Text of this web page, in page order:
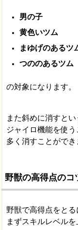
男の子
黄色いツム
まゆげのあるツ
つののあるツム
の対象になります。
また斜めに消すと
ジャイロ機能を使
多く消すことができ
野獣の高得点のコ
野獣で高得点をとる
まずスキルレベルを